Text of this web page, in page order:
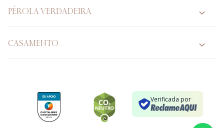
PÉROLA VERDADEIRA
CASAMENTO
Verificada por